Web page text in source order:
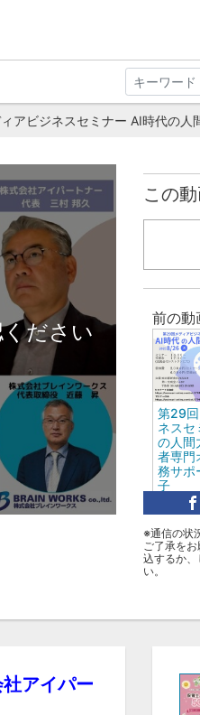
アビジネスセミナー AI時代の人
ださい
この
前の動
第29
ネスセ
の人間
者専門
務サポ
子
タグ
メディア
※通信の状
ご了承を
込するか
い。
アイパー